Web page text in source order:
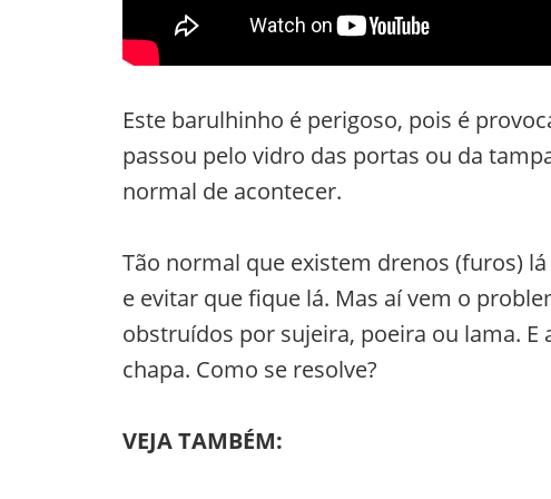
Este barulhinho é perigoso, pois é
passou pelo vidro das portas ou da
normal de acontecer.
Tão normal que existem drenos (furos)
e evitar que fique lá. Mas aí vem o
obstruídos por sujeira, poeira ou lama. E
chapa. Como se resolve?
VEJA TAMBÉM: